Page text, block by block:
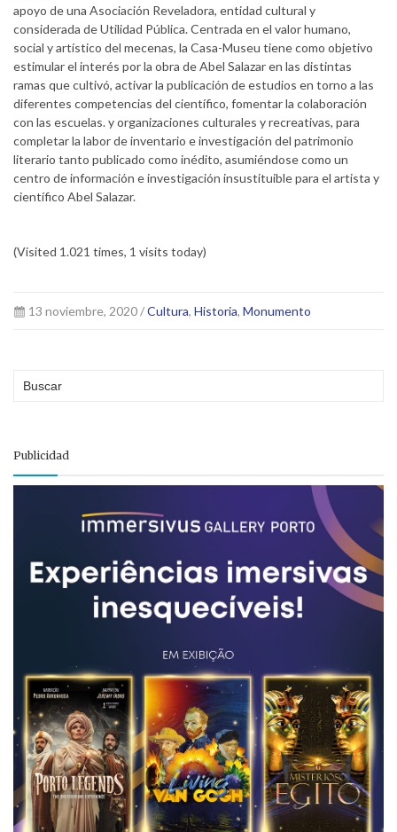
apoyo de una Asociación Reveladora, entidad cultural y
considerada de Utilidad Pública. Centrada en el valor humano,
social y artístico del mecenas, la Casa-Museu tiene como objetivo
estimular el interés por la obra de Abel Salazar en las distintas
ramas que cultivó, activar la publicación de estudios en torno a las
diferentes competencias del científico, fomentar la colaboración
con las escuelas. y organizaciones culturales y recreativas, para
completar la labor de inventario e investigación del patrimonio
literario tanto publicado como inédito, asumiéndose como un
centro de información e investigación insustituible para el artista y
científico Abel Salazar.
(Visited 1.021 times, 1 visits today)
13 noviembre, 2020 /Cultura, Historia, Monumento
Publicidad